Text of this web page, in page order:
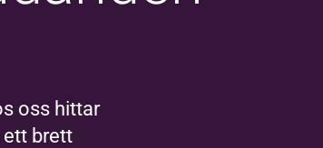
oss hittar
ett brett